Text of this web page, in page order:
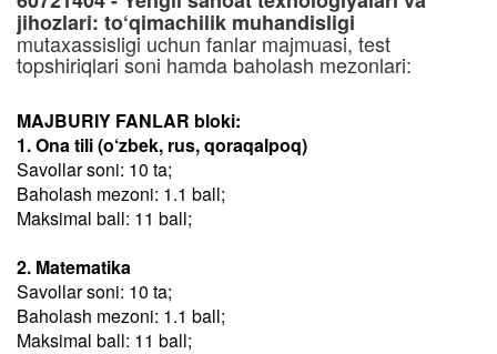
jihozlari: to‘qimachilik muhandisligi
mutaxassisligi uchun fanlar majmuasi, test
topshiriqlari soni hamda baholash mezonlari:
MAJBURIY FANLAR bloki:
1. Ona tili (o‘zbek, rus, qoraqalpoq)
Savollar soni: 10 ta;
Baholash mezoni: 1.1 ball;
Maksimal ball: 11 ball;
2. Matematika
Savollar soni: 10 ta;
Baholash mezoni: 1.1 ball;
Maksimal ball: 11 ball;